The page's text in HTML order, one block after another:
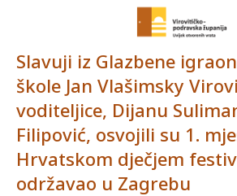
Slavuji iz Glazbene
škole Jan Vlašimsky
voditeljice, Dijanu
Filipović, osvojili su 1.
Hrvatskom dječjem
održavao u Zagrebu